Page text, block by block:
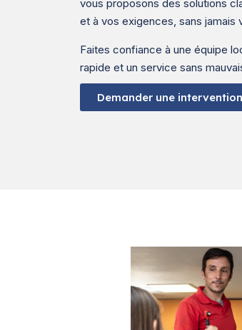
vous proposons des solutions
et à vos exigences, sans jamais
Faites confiance à une équipe
rapide et un service sans
Demander une intervention